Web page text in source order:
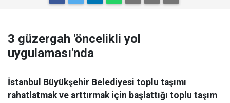
3 güzergah 'öncelikli yol
uygulaması'nda
İstanbul Büyükşehir Belediyesi toplu taşımı
rahatlatmak ve arttırmak için başlattığı toplu taşım